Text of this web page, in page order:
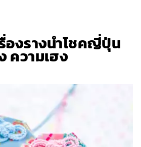
องรางนำโชคญี่ปุ่น
ความเฮง